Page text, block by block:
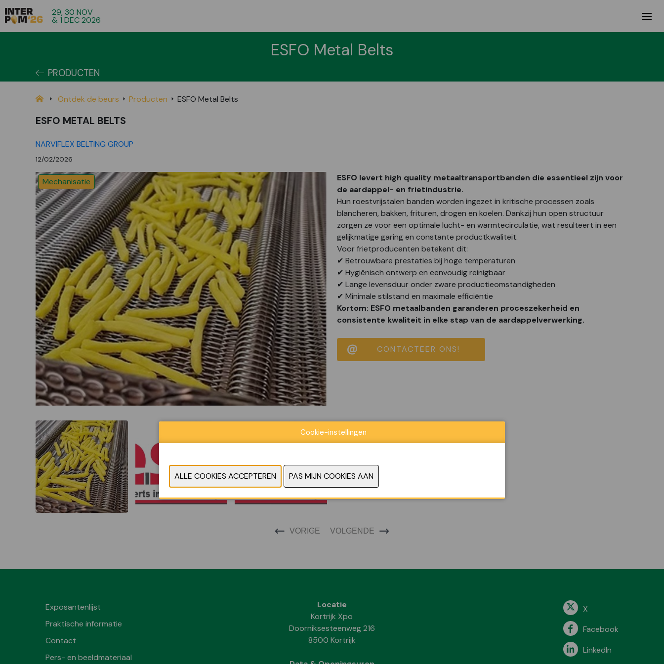
29, 30 NOV
& 1 DEC 2026
ESFO Metal Belts
PRODUCTEN
Ontdek de beurs Producten ESFO Metal Belts
ESFO METAL BELTS
Mechanisatie
NARVIFLEX BELTING GROUP
12/02/2026
ESFO levert high quality metaaltransportbanden die essentieel zijn voor
de aardappel- en frietindustrie.
Hun roestvrijstalen banden worden ingezet in kritische processen zoals
blancheren, bakken, frituren, drogen en koelen. Dankzij hun open structuur
zorgen ze voor een optimale lucht- en warmtecirculatie, wat resulteert in een
gelijkmatige garing en constante productkwaliteit.
Voor frietproducenten betekent dit:
✔ Betrouwbare prestaties bij hoge temperaturen
✔ Hygiënisch ontwerp en eenvoudig reinigbaar
✔ Lange levensduur onder zware productieomstandigheden
✔ Minimale stilstand en maximale efficiëntie
Kortom: ESFO metaalbanden garanderen proceszekerheid en
consistente kwaliteit in elke stap van de aardappelverwerking.
CONTACTEER ONS!
VORIGE VOLGENDE
Exposantenlijst
Praktische informatie
Contact
Pers- en beeldmateriaal
Locatie
Kortrijk Xpo
Doorniksesteenweg 216
8500 Kortrijk
X
Facebook
LinkedIn
Cookie-instellingen